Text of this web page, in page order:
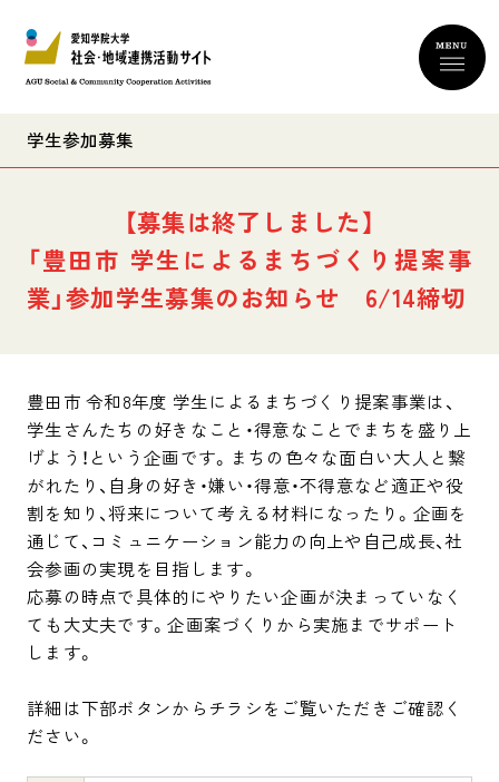
学生参加募集
「豊田市 学生によるまちづくり提案事
業」参加学生募集のお知らせ 6/14締切
豊田市 令和8年度 学生によるまちづくり提案事業は、
学生さんたちの好きなこと・得意なことでまちを盛り上
げよう！という企画です。まちの色々な面白い大人と繋
がれたり、自身の好き・嫌い・得意・不得意など適正や役
割を知り、将来について考える材料になったり。企画を
通じて、コミュニケーション能力の向上や自己成長、社
会参画の実現を目指します。
応募の時点で具体的にやりたい企画が決まっていなく
ても大丈夫です。企画案づくりから実施までサポート
します。
詳細は下部ボタンからチラシをご覧いただきご確認く
ださい。